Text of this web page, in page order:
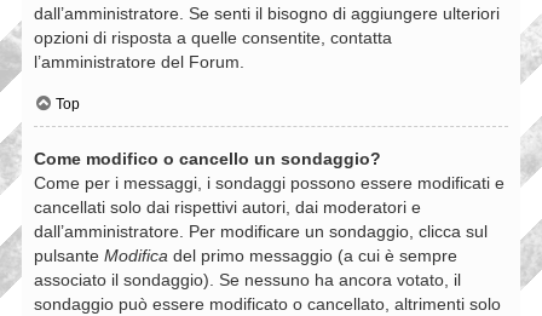
dall’amministratore. Se senti il bisogno di aggiungere ulteriori
opzioni di risposta a quelle consentite, contatta
l’amministratore del Forum.
Top
Come modifico o cancello un sondaggio?
Come per i messaggi, i sondaggi possono essere modificati e
cancellati solo dai rispettivi autori, dai moderatori e
dall’amministratore. Per modificare un sondaggio, clicca sul
pulsante Modifica del primo messaggio (a cui è sempre
associato il sondaggio). Se nessuno ha ancora votato, il
sondaggio può essere modificato o cancellato, altrimenti solo